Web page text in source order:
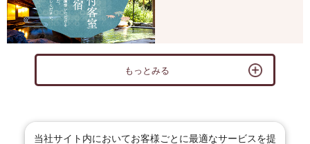
もっとみる
当社サイト内においてお客様ごとに最適なサービスを提